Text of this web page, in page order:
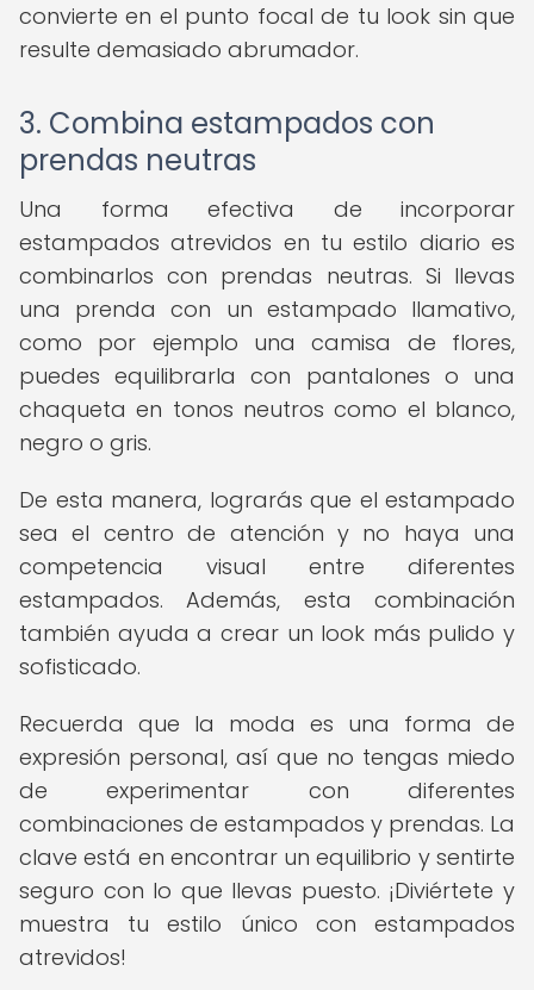
convierte en el punto focal de tu look sin que
resulte demasiado abrumador.
3. Combina estampados con
prendas neutras
Una forma efectiva de incorporar
estampados atrevidos en tu estilo diario es
combinarlos con prendas neutras. Si llevas
una prenda con un estampado llamativo,
como por ejemplo una camisa de flores,
puedes equilibrarla con pantalones o una
chaqueta en tonos neutros como el blanco,
negro o gris.
De esta manera, lograrás que el estampado
sea el centro de atención y no haya una
competencia visual entre diferentes
estampados. Además, esta combinación
también ayuda a crear un look más pulido y
sofisticado.
Recuerda que la moda es una forma de
expresión personal, así que no tengas miedo
de experimentar con diferentes
combinaciones de estampados y prendas. La
clave está en encontrar un equilibrio y sentirte
seguro con lo que llevas puesto. ¡Diviértete y
muestra tu estilo único con estampados
atrevidos!